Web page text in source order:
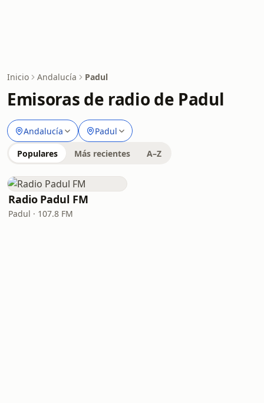
Inicio Andalucía Padul
Emisoras de radio de Padul
Andalucía Padul
Populares Más recientes A–Z
Radio Padul FM
Padul · 107.8 FM